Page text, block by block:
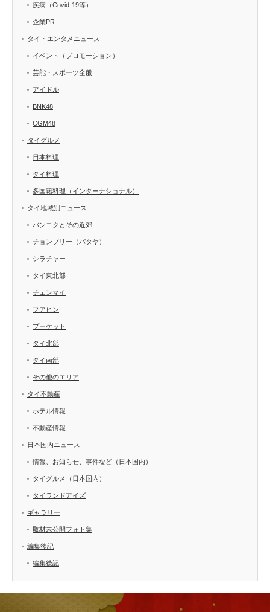
疾病（Covid-19等）
企業PR
タイ・エンタメニュース
イベント（プロモーション）
芸能・スポーツ全般
アイドル
BNK48
CGM48
タイグルメ
日本料理
タイ料理
多国籍料理（インターナショナル）
タイ地域別ニュース
バンコクとその近郊
チョンブリー（パタヤ）
シラチャー
タイ東北部
チェンマイ
フアヒン
プーケット
タイ北部
タイ南部
その他のエリア
タイ不動産
ホテル情報
不動産情報
日本国内ニュース
情報、お知らせ、事件など（日本国内）
タイグルメ（日本国内）
タイランドアイズ
ギャラリー
取材未公開フォト集
編集後記
編集後記